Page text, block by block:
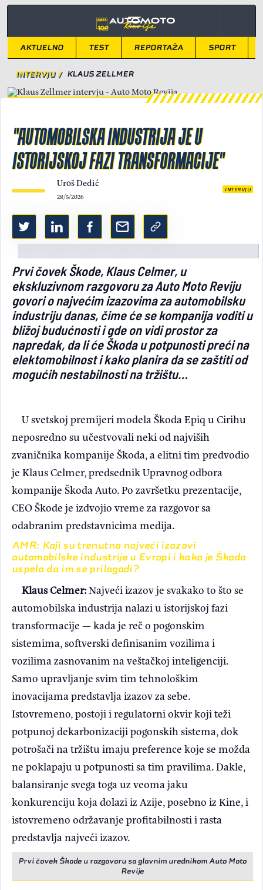
Light/Dark mode
AKTUELNO TEST REPORTAŽA SPORT
INTERVJU / KLAUS ZELLMER
"AUTOMOBILSKA INDUSTRIJA JE U
ISTORIJSKOJ FAZI TRANSFORMACIJE"
Uroš Dedić
28/5/2026
INTERVJU
Prvi čovek Škode, Klaus Celmer, u
ekskluzivnom razgovoru za Auto Moto Reviju
govori o najvećim izazovima za automobilsku
industriju danas, čime će se kompanija voditi u
bližoj budućnosti i gde on vidi prostor za
napredak, da li će Škoda u potpunosti preći na
elektomobilnost i kako planira da se zaštiti od
mogućih nestabilnosti na tržištu…
U svetskoj premijeri modela Škoda Epiq u Cirihu
neposredno su učestvovali neki od najviših
zvaničnika kompanije Škoda, a elitni tim predvodio
je Klaus Celmer, predsednik Upravnog odbora
kompanije Škoda Auto. Po završetku prezentacije,
CEO Škode je izdvojio vreme za razgovor sa
odabranim predstavnicima medija.
AMR: Koji su trenutno najveći izazovi
automobilske industrije u Evropi i kako je Škoda
uspela da im se prilagodi?
Klaus Celmer:Najveći izazov je svakako to što se
automobilska industrija nalazi u istorijskoj fazi
transformacije — kada je reč o pogonskim
sistemima, softverski definisanim vozilima i
vozilima zasnovanim na veštačkoj inteligenciji.
Samo upravljanje svim tim tehnološkim
inovacijama predstavlja izazov za sebe.
Istovremeno, postoji i regulatorni okvir koji teži
potpunoj dekarbonizaciji pogonskih sistema, dok
potrošači na tržištu imaju preference koje se možda
ne poklapaju u potpunosti sa tim pravilima. Dakle,
balansiranje svega toga uz veoma jaku
konkurenciju koja dolazi iz Azije, posebno iz Kine, i
istovremeno održavanje profitabilnosti i rasta
predstavlja najveći izazov.
Prvi čovek Škode u razgovoru sa glavnim urednikom Auto Moto
Revije